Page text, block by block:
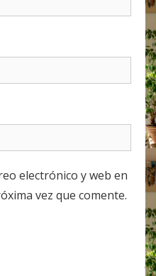
electrónico y web en
vez que comente.